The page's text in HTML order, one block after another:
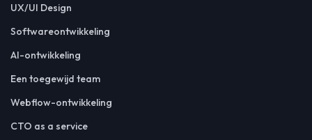
UX/UI Design
Softwareontwikkeling
AI-ontwikkeling
Een toegewijd team
Webflow-ontwikkeling
CTO as a service